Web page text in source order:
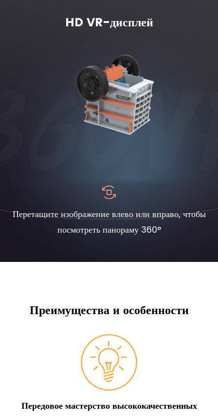
HD VR-дисплей
Перетащите изображение влево или вправо, чтобы
посмотреть панораму 360°
Преимущества и особенности
Передовое мастерство высококачественных